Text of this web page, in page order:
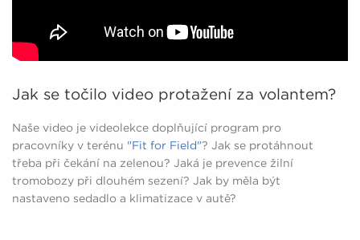
Jak se točilo video protažení za volantem?
Naše video je videolekce doplňující program pro
pracovníky v terénu "Fit for Field"? Jak se protáhnout
třeba při čekání na zelenou? Jaká je prevence žilní
tromobozy při dlouhém sezení? Jak by měla být
nastaveno sedadlo a klimatizace v autě?